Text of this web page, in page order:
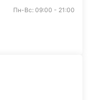
Пн-Вс: 09:00 - 21:00